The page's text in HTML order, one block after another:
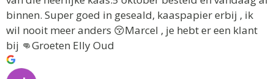
binnen. Super goed in geseald, kaaspapier erbij , ik
wil nooit meer anders 😚Marcel , je hebt er een klant
bij 👊Groeten Elly Oud